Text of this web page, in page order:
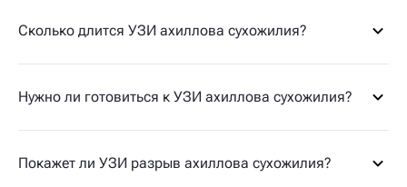
Сколько длится УЗИ ахиллова сухожилия?
Нужно ли готовиться к УЗИ ахиллова сухожилия?
Покажет ли УЗИ разрыв ахиллова сухожилия?